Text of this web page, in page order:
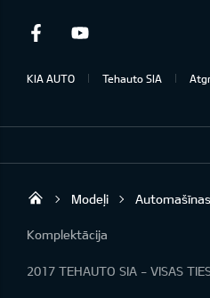
Facebook
KIA AUTO Tehauto SIA
Tehauto SIA
Modeļi
Komplektācija
2017 TEHAUTO SIA - VISAS